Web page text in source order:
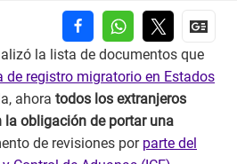
la lista de documentos que
de registro migratorio en Estados
ahora todos los extranjeros
la obligación de portar una
de revisiones por parte del